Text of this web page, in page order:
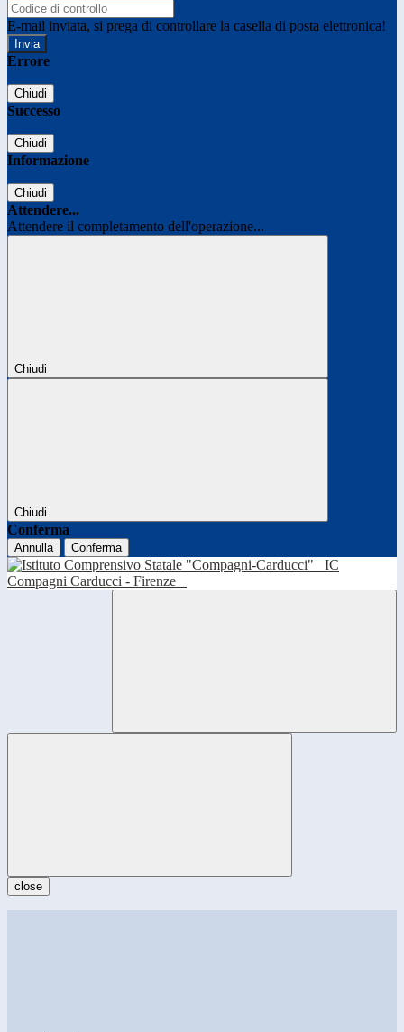
E-mail inviata, si prega di controllare la casella di posta elettronica!
Errore
Chiudi
Successo
Chiudi
Informazione
Chiudi
Attendere...
Attendere il completamento dell'operazione...
Chiudi
Chiudi
Conferma
Annulla Conferma
IC
Compagni Carducci - Firenze
close